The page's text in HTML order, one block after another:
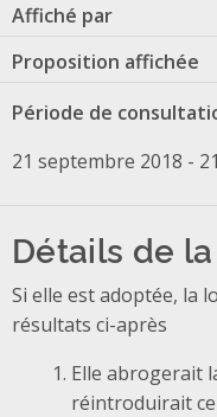
Affiché par
Proposition affichée
Période de
21 septembre 2018 -
Détails de
Si elle est adoptée, la
résultats ci-après
Elle abrogerait
réintroduirait